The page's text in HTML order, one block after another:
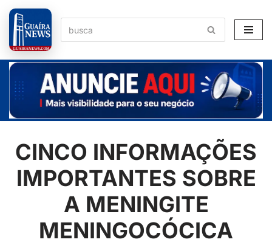
Pular
para
o
conteúdo
CINCO INFORMAÇÕES
IMPORTANTES SOBRE
A MENINGITE
MENINGOCÓCICA